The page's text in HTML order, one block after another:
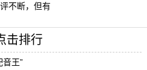
不断，但有
击排行
音王”